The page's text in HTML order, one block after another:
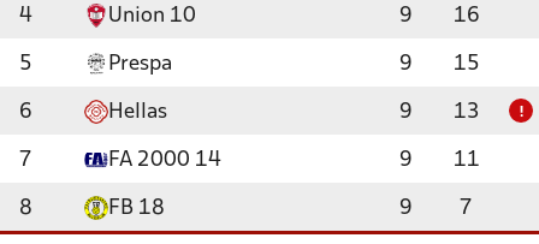
4 Union 10 9 16
5 Prespa 9 15
6 Hellas 9 13 !
7 FA 2000 14 9 11
8 FB 18 9 7